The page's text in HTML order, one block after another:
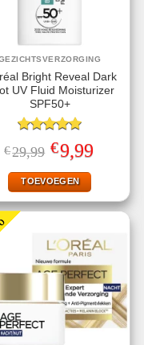
Bright Reveal Dark
UV Fluid Moisturizer
SPF50+
Gewaardeerd
5.00uit 5
€29,99 Oorspronkelijke
prijs
was:
€29,99.
€9,99Huidige
prijs
TOEVOEGEN